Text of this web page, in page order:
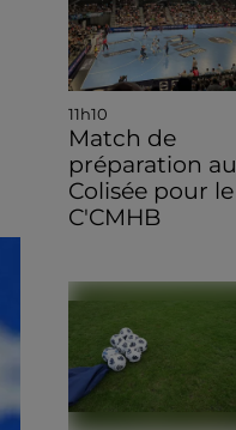
11h10
Match de
préparation au
Colisée pour le
C'CMHB